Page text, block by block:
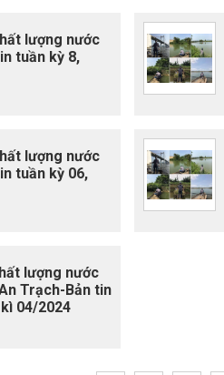
lượng nước
tuần kỳ 8,
lượng nước
tuần kỳ 06,
lượng nước
Trạch-Bản tin
04/2024